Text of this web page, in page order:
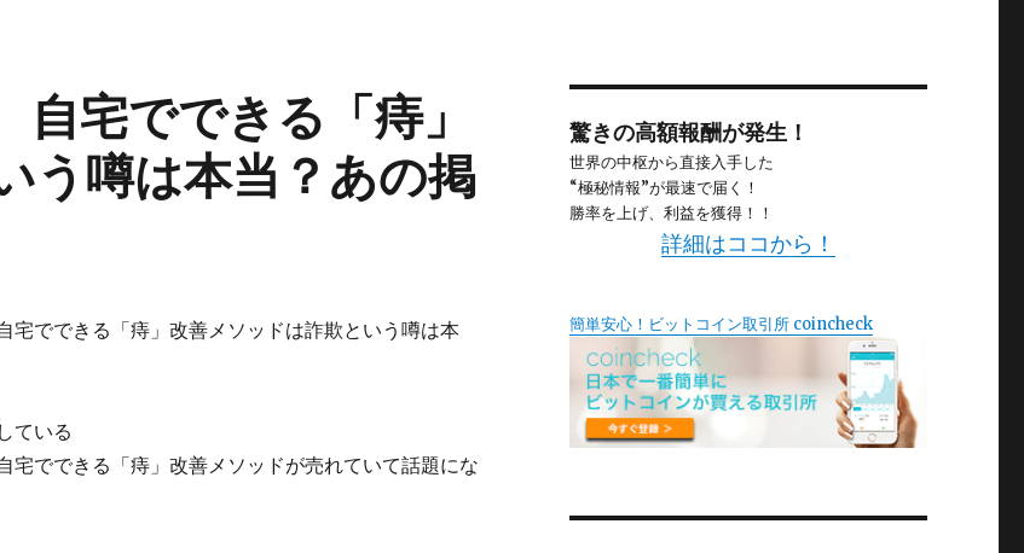
宅でできる「痔」
う噂は本当？あの掲
でできる「痔」改善メソッドは詐欺という噂は本
ている
でできる「痔」改善メソッドが売れていて話題にな
驚きの高額報酬が発生！
世界の中枢から直接入手した
“極秘情報”が最速で届く！
勝率を上げ、利益を獲得！！
詳細はココから！
簡単安心！ビットコイン取引所 coincheck